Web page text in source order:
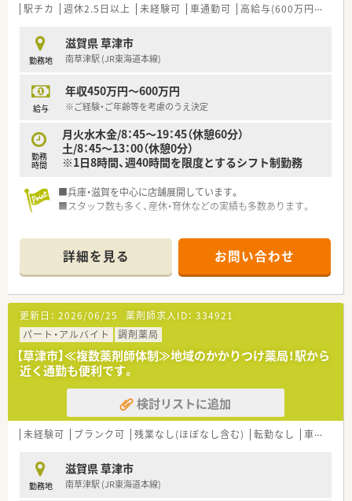
駅チカ 週休2.5日以上 未経験可 車通勤可 高給与(600万円以上)
勤務地
滋賀県 草津市
南草津駅 (JR東海道本線)
給与
年収450万円～600万円
※ご経験・ご年齢等を考慮のうえ決定
勤務
時間
月火水木金/8：45～19：45（休憩60分）
土/8：45～13：00（休憩0分）
※1日8時間、週40時間を限度とするシフト制勤務
■兵庫・滋賀を中心に店舗展開しています。
■スタッフ数も多く、産休・育休などの実績も多数あります。
詳細を見る お問い合わせ
更新日： 2026/06/25 薬剤師求人ID： 334921
パート・アルバイト
調剤薬局
【草津市】≪複数薬剤師体制≫地域のかかりつけ薬局！駅から
近く通勤も便利です。
検討リストに追加
未経験可 ブランク可 残業なし(ほぼなし含む) 転勤なし 車通勤可
勤務地
滋賀県 草津市
南草津駅 (JR東海道本線)